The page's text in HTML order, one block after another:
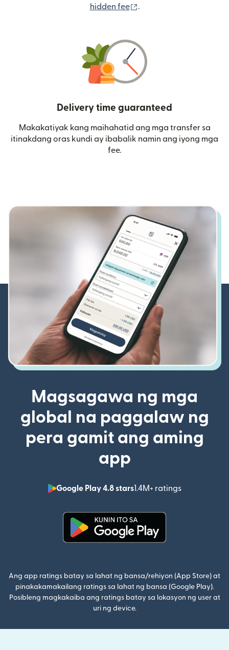
hidden fee
.
Delivery time guaranteed
Makakatiyak kang maihahatid ang mga transfer sa
itinakdang oras kundi ay ibabalik namin ang iyong mga
fee.
Magsagawa ng mga
global na paggalaw ng
pera gamit ang aming
app
Google Play 4.8 stars1.4M+ ratings
(bubukas
Ang app ratings batay sa lahat ng bansa/rehiyon (App Store) at
pinakakamakailang ratings sa lahat ng bansa (Google Play).
Posibleng magkakaiba ang ratings batay sa lokasyon ng user at
uri ng device.